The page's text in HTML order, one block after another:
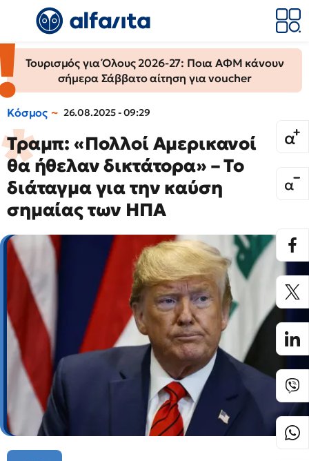
Τουρισμός για Όλους 2026-27: Ποια ΑΦΜ κάνουν
σήμερα Σάββατο αίτηση για voucher
Κόσμος 26.08.2025 - 09:29
Τραμπ: «Πολλοί Αμερικανοί
θα ήθελαν δικτάτορα» – Το
διάταγμα για την καύση
σημαίας των ΗΠΑ